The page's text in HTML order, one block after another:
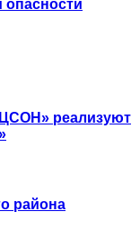
опасности
реализуют
района